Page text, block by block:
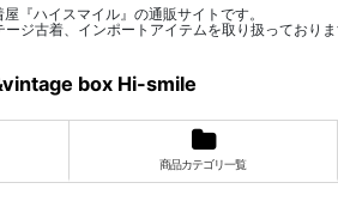
『ハイスマイル』の通販サイトです。
ジ古着、インポートアイテムを取り扱っておりま
box Hi-smile
商品カテゴリ一覧